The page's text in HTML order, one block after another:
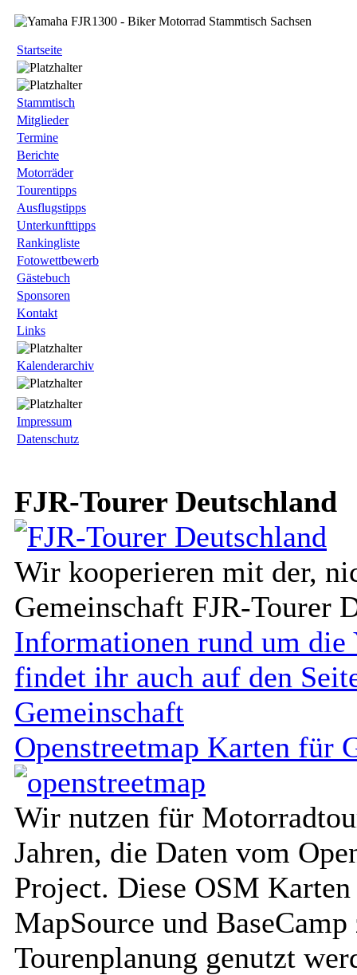
Startseite
Stammtisch
Mitglieder
Termine
Berichte
Motorräder
Tourentipps
Ausflugstipps
Unterkunfttipps
Rankingliste
Fotowettbewerb
Gästebuch
Sponsoren
Kontakt
Links
Kalenderarchiv
Impressum
Datenschutz
FJR-Tourer Deutschland
Wir kooperieren mit der,
Gemeinschaft FJR-Tourer
Informationen rund um die
findet ihr auch auf den
Gemeinschaft
Openstreetmap Karten für
Wir nutzen für
Jahren, die Daten vom
Project. Diese OSM
MapSource und
Tourenplanung genutzt